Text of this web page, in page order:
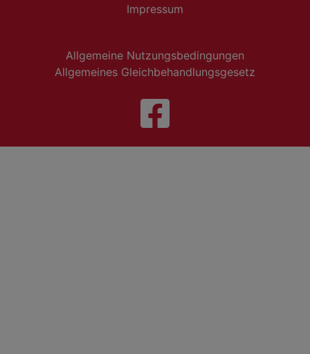
Impressum
Allgemeine Nutzungsbedingungen
Allgemeines Gleichbehandlungsgesetz